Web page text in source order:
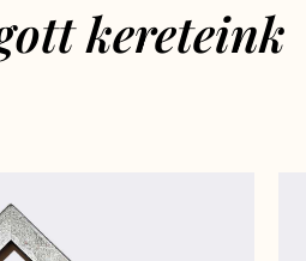
kereteink